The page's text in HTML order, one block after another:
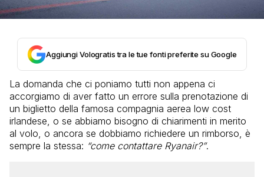
Aggiungi Vologratis tra le tue fonti preferite su Google
La domanda che ci poniamo tutti non appena ci
accorgiamo di aver fatto un errore sulla prenotazione di
un biglietto della famosa compagnia aerea low cost
irlandese, o se abbiamo bisogno di chiarimenti in merito
al volo, o ancora se dobbiamo richiedere un rimborso, è
sempre la stessa: “come contattare Ryanair?”.